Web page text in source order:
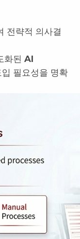
전략적 의사결
화된 AI
필요성을 명확